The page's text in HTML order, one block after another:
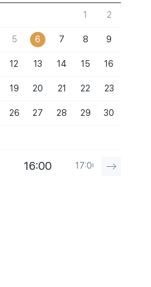
1 2
5 6 7 8 9
12 13 14 15 16
19 20 21 22 23
26 27 28 29 30
16:00 17:00